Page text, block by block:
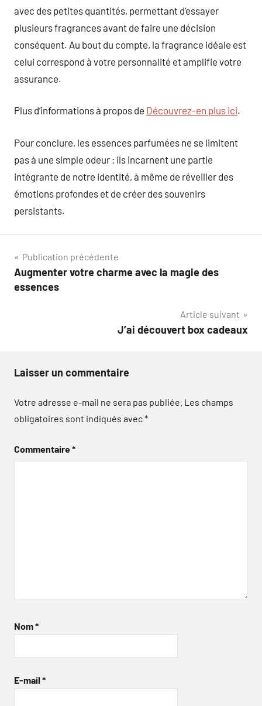
avec des petites quantités, permettant d’essayer
plusieurs fragrances avant de faire une décision
conséquent. Au bout du compte, la fragrance idéale est
celui correspond à votre personnalité et amplifie votre
assurance.
Plus d’informations à propos de Découvrez-en plus ici.
Pour conclure, les essences parfumées ne se limitent
pas à une simple odeur ; ils incarnent une partie
intégrante de notre identité, à même de réveiller des
émotions profondes et de créer des souvenirs
persistants.
Navigation
de
Publication précédente
Augmenter votre charme avec la magie des
essences
Article suivant
J’ai découvert box cadeaux
Laisser un commentaire
Votre adresse e-mail ne sera pas publiée. Les champs
obligatoires sont indiqués avec*
Commentaire*
Nom*
E-mail *